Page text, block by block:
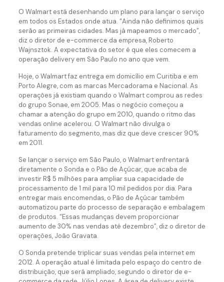
O Walmart está desenhando um plano para lançar o serviço
em todos os Estados onde atua. “Ainda não definimos quais
serão as primeiras cidades. Mas já mapeamos o mercado”,
diz o diretor de e-commerce da empresa, Roberto
Wajnsztok. A expectativa do setor é que eles comecem a
operação delivery em São Paulo no ano que vem.
Hoje, o Walmart faz entrega em domicílio em Curitiba e em
Porto Alegre, com as marcas Mercadorama e Nacional. As
operações já existiam quando o Walmart comprou as redes
do grupo Sonae, em 2005. Mas o negócio começou a
chamar a atenção do grupo em 2010, quando o ritmo das
vendas online acelerou. O Walmart não divulga o
faturamento do segmento, mas diz que deve crescer 90%
em 2011.
Se lançar o serviço em São Paulo, o Walmart enfrentará
diretamente o Sonda e o Pão de Açúcar, que acaba de
investir R$ 5 milhões para ampliar sua capacidade de
processamento de 1 mil para 10 mil pedidos por dia. Para
entregar mais encomendas, o Pão de Açúcar também
automatizou parte do processo de separação e embalagem
de produtos. “Essas mudanças devem proporcionar
aumento de 30% nas vendas até dezembro”, diz o diretor de
operações, João Gravata.
O Sonda pretende triplicar suas vendas pela internet em
2012. A operação atual é limitada pelo espaço do centro de
distribuição, que será ampliado, segundo o diretor de e-